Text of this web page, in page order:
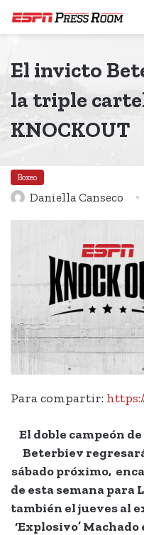
El invicto
la triple
KNOCKOUT
Boxeo
Daniella Canseco
Para compartir:
El doble campeón
Beterbiev
sábado próximo,
de esta semana
también el jueves al
‘Explosivo’